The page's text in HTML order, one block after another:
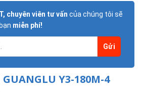
chuyên viên tư vấn của chúng tôi sẽ
miễn phí!
Y3-180M-4